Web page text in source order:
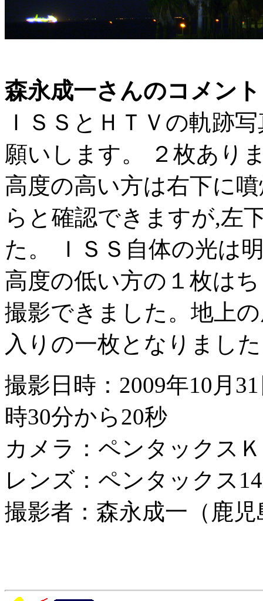
森永成一さんのコメン
ＩＳＳとＨＴＶの軌跡
願いします。 ２枚あり
高度の高い方は右下に
らと確認できますが,左
た。 ＩＳＳ自体の光は
高度の低い方の１枚は
撮影できました。地上
入りの一枚となりまし
撮影日時：2009年10月
時30分から20秒
カメラ：ペンタックス
レンズ：ペンタックス
撮影者：森永成一（鹿